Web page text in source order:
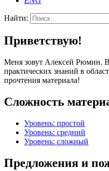
Найти:
Приветствую!
Меня зовут Алексей Рюмин.
практических знаний в
прочтения материала!
Сложность
Уровень: простой
Уровень: средний
Уровень: сложный
Предложения и